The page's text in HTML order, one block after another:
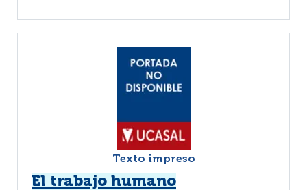
Texto impreso
El trabajo humano